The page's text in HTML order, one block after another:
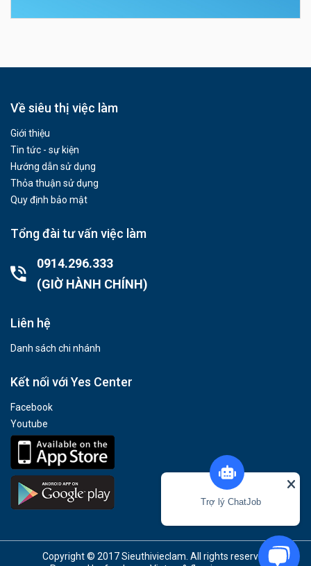
Về siêu thị việc làm
Giới thiệu
Tin tức - sự kiện
Hướng dẫn sử dụng
Thỏa thuận sử dụng
Quy định bảo mật
Tổng đài tư vấn việc làm
0914.296.333
(GIỜ HÀNH CHÍNH)
Liên hệ
Danh sách chi nhánh
Kết nối với Yes Center
Facebook
Youtube
Copyright © 2017 Sieuthivieclam. All rights reserved
Trợ lý ChatJob